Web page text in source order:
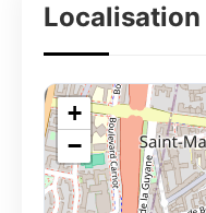
Localisation
+
−